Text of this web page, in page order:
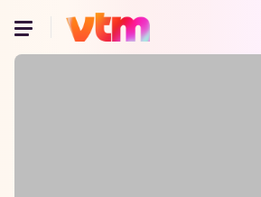
Oeps, browser niet